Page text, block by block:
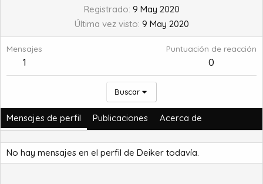
Registrado 9 May 2020
Última vez visto 9 May 2020
Mensajes
1
Puntuación de reacción
0
Buscar
Mensajes de perfil Publicaciones Acerca de
No hay mensajes en el perfil de Deiker todavía.